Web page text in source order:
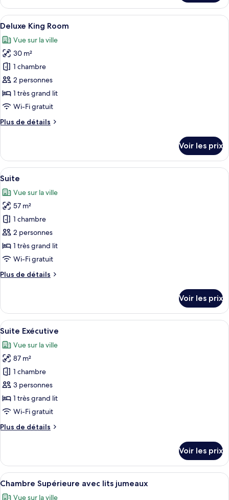
le
type
de
Superior
King
Room
Afficher
toutes
les
photos
pour
ce
type
de
chambre :
Deluxe
Une chambre d’hôtel moderne
8
Deluxe King Room
Vue sur la ville
30 m²
1 chambre
2 personnes
1 très grand lit
Wi-Fi gratuit
Plus de détails
Plus
le
type
de
Deluxe
King
Room
Voir les prix
Afficher
toutes
les
photos
pour
ce
type
de
chambre :
Suite
Un salon moderne avec un canapé
8
Suite
Vue sur la ville
57 m²
1 chambre
2 personnes
1 très grand lit
Wi-Fi gratuit
Plus de détails
Plus
le
type
de
Suite
Voir les prix
Afficher
toutes
les
photos
pour
ce
type
de
chambre :
Suite
Une chambre d’hôtel moderne
6
Suite Exécutive
Vue sur la ville
87 m²
1 chambre
3 personnes
1 très grand lit
Wi-Fi gratuit
Plus de détails
Plus
le
type
de
Voir les prix
Afficher
toutes
Une chambre d’hôtel moderne
7
Chambre Supérieure avec lits jumeaux
Vue sur la ville